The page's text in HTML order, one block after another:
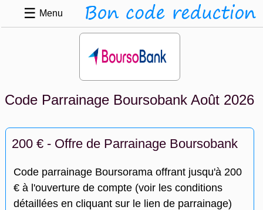
☰ Menu
Code Parrainage Boursobank Août 2026
200 € - Offre de Parrainage Boursobank
Code parrainage Boursorama offrant jusqu'à 200
€ à l'ouverture de compte (voir les conditions
détaillées en cliquant sur le lien de parrainage)